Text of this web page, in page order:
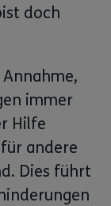
doch
immer
Hilfe
andere
Dies führt